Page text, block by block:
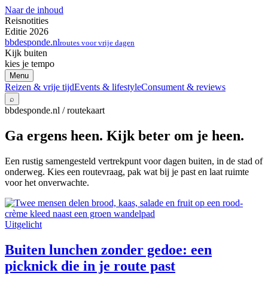
Naar de inhoud
Reisnotities
Editie 2026
bbdesponde.nlroutes voor vrije dagen
Kijk buiten
kies je tempo
Menu
Reizen & vrije tijdEvents & lifestyleConsument & reviews
⌕
bbdesponde.nl / routekaart
Ga ergens heen. Kijk beter om je heen.
Een rustig samengesteld vertrekpunt voor dagen buiten, in de stad of
onderweg. Kies een routevraag, pak wat bij je past en laat ruimte
voor het onverwachte.
Uitgelicht
Buiten lunchen zonder gedoe: een
picknick die in je route past